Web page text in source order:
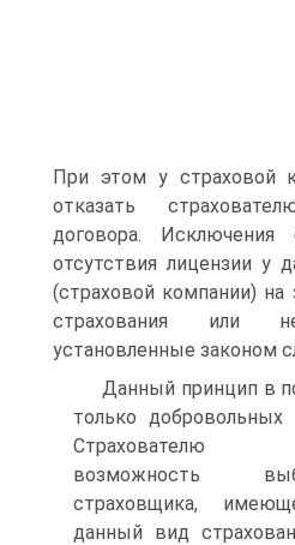
При этом у страховой
отказать
договора. Исключения
отсутствия лицензии у
(страховой компании)
стра­хования или
установленные законом
Данный принцип в
только добровольных
Страхователю
возможность
страховщика,
данный вид